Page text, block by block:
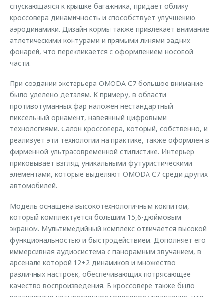
спускающаяся к крышке багажника, придает облику
кроссовера динамичность и способствует улучшению
аэродинамики. Дизайн кормы также привлекает внимание
атлетическими контурами и прямыми линями задних
фонарей, что перекликается с оформлением носовой
части.
При создании экстерьера OMODA С7 большое внимание
было уделено деталям. К примеру, в области
противотуманных фар наложен нестандартный
пиксельный орнамент, навеянный цифровыми
технологиями. Салон кроссовера, который, собственно, и
реализует эти технологии на практике, также оформлен в
фирменной ультрасовременной стилистике. Интерьер
приковывает взгляд уникальными футуристическими
элементами, которые выделяют OMODA С7 среди других
автомобилей.
Модель оснащена высокотехнологичным кокпитом,
который комплектуется большим 15,6-дюймовым
экраном. Мультимедийный комплекс отличается высокой
функциональностью и быстродействием. Дополняет его
иммерсивная аудиосистема с панорамным звучанием, в
арсенале которой 12+2 динамиков и множество
различных настроек, обеспечивающих потрясающее
качество воспроизведения. В кроссовере также было